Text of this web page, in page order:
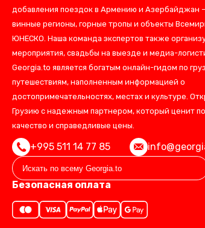
добавления поездок в Армению и Азербайджан
винные регионы, горные тропы и объекты
ЮНЕСКО. Наша команда экспертов также
мероприятия, свадьбы на выезде и медиа-
Georgia.to является богатым онлайн-гидом по
путешествиям, наполненным информацией о
достопримечательностях, местах и культуре.
Грузию с надежным партнером, который ценит
качество и справедливые цены.
+995 511 14 77 85
Безопасная оплата